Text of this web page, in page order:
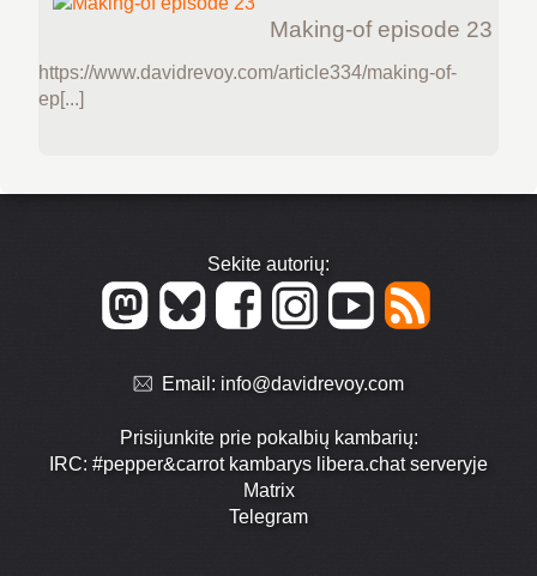
Making-of episode 23
https://www.davidrevoy.com/article334/making-of-
ep[...]
Sekite autorių:
Email: info@davidrevoy.com
Prisijunkite prie pokalbių kambarių:
IRC: #pepper&carrot kambarys libera.chat serveryje
Matrix
Telegram